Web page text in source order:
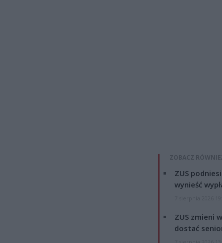
ZOBACZ
ZUS
wynieść
ZUS zmieni
dostać